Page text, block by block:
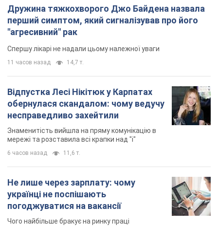
Дружина тяжкохворого Джо Байдена назвала
перший симптом, який сигналізував про його
"агресивний" рак
Спершу лікарі не надали цьому належної уваги
11 часов назад 14,7 т.
Відпустка Лесі Нікітюк у Карпатах
обернулася скандалом: чому ведучу
несправедливо захейтили
Знаменитість вийшла на пряму комунікацію в
мережі та розставила всі крапки над "і"
6 часов назад 11,6 т.
Не лише через зарплату: чому
українці не поспішають
погоджуватися на вакансії
Чого найбільше бракує на ринку праці